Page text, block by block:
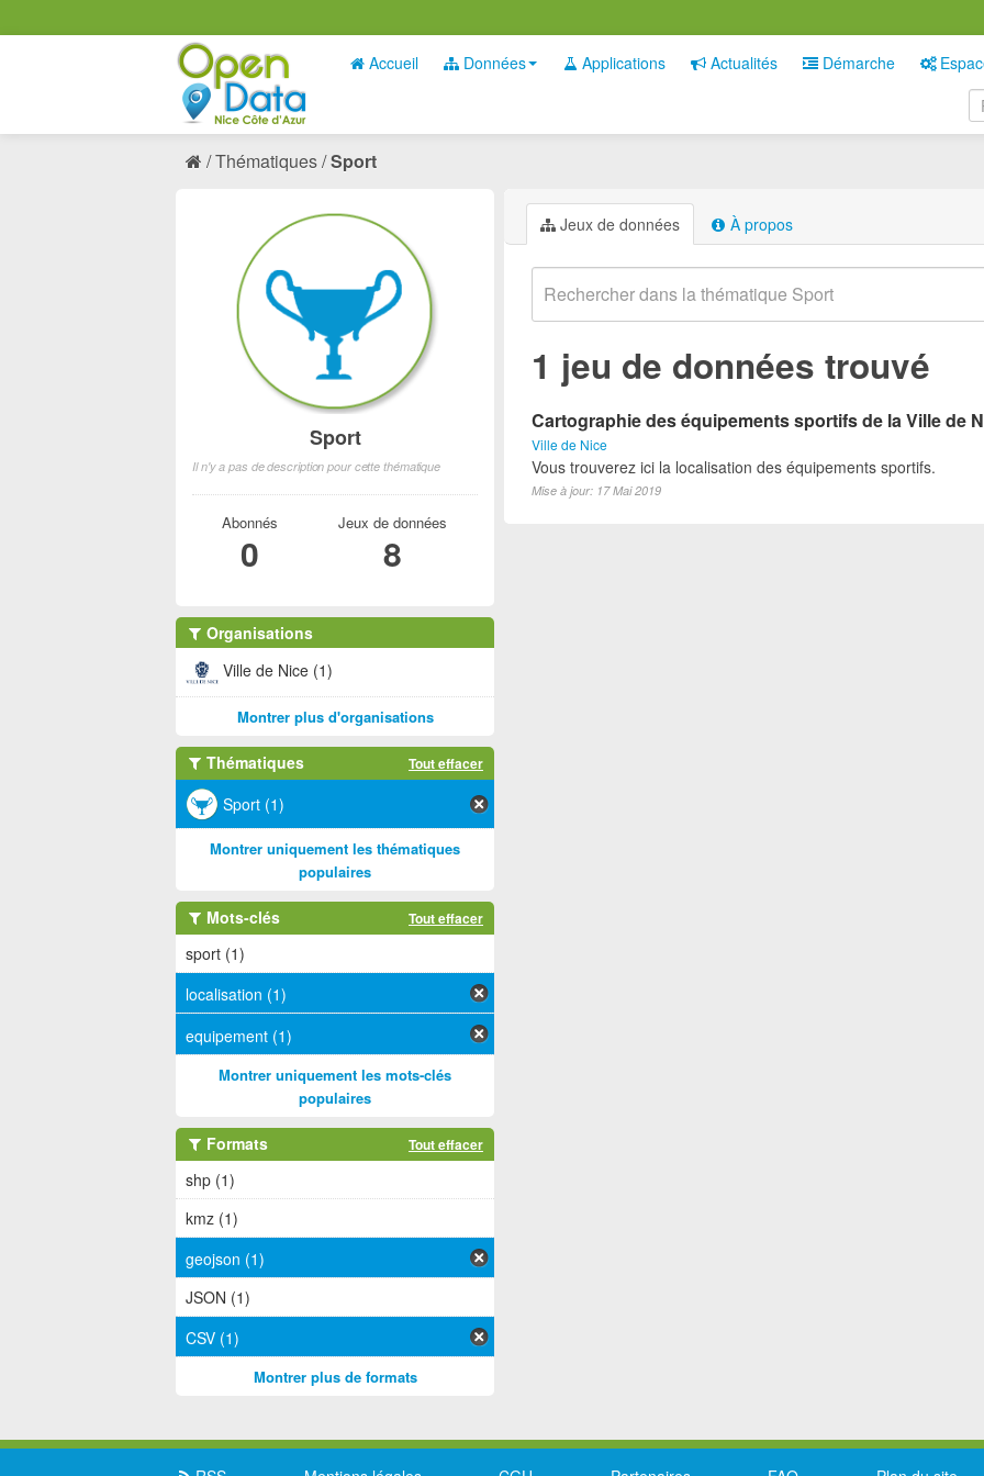
Accueil Données Applications Actualités Démarche
Thématiques Sport
Jeux de données À propos
1 jeu de données trouvé
Cartographie des équipements sportifs de la Ville de
Ville de Nice
Vous trouverez ici la localisation des équipements sportifs.
Mise à jour: 17 Mai 2019
Sport
Il n'y a pas de description pour cette thématique
Abonnés
0
Jeux de données
8
Organisations
Ville de Nice (1)
Montrer plus d'organisations
Thématiques Tout effacer
Sport (1)
Montrer uniquement les thématiques
populaires
Mots-clés Tout effacer
sport (1)
localisation (1)
equipement (1)
Montrer uniquement les mots-clés
populaires
Formats Tout effacer
shp (1)
kmz (1)
geojson (1)
JSON (1)
CSV (1)
Montrer plus de formats